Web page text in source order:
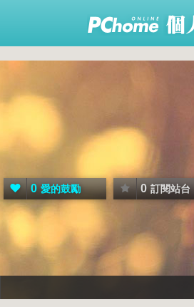
0 愛的鼓勵 0 訂閱站台